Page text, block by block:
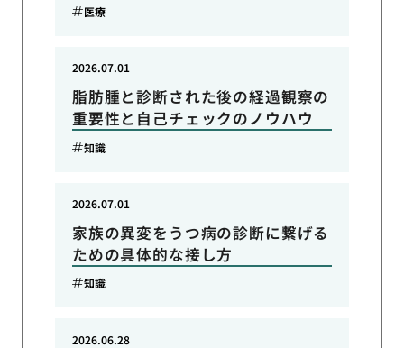
医療
脂肪腫と診断された後の経過観察の
重要性と自己チェックのノウハウ
2026.07.01
知識
家族の異変をうつ病の診断に繋げる
ための具体的な接し方
2026.07.01
知識
2026.06.28